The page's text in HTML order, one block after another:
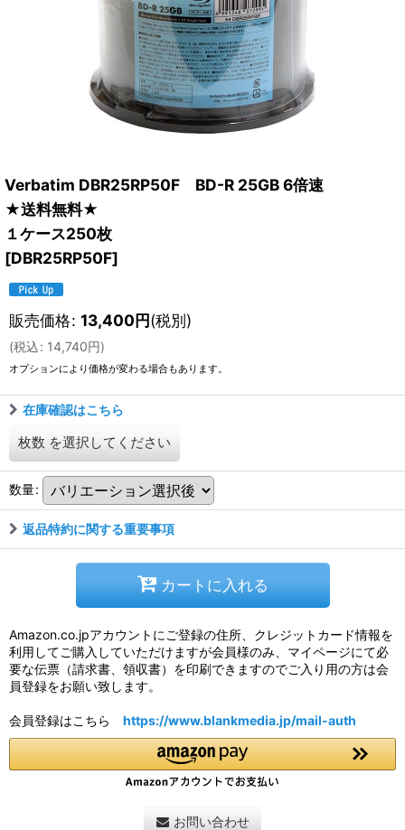
Verbatim DBR25RP50F BD-R 25GB 6倍速
★送料無料★
１ケース250枚
[DBR25RP50F]
販売価格: 13,400円(税別)
(税込: 14,740円)
オプションにより価格が変わる場合もあります。
在庫確認はこちら
枚数 を選択してください
数量:
返品特約に関する重要事項
カートに入れる
Amazon.co.jpアカウントにご登録の住所、クレジットカード情報を
利用してご購入していただけますが会員様のみ、マイページにて必
要な伝票（請求書、領収書）を印刷できますのでご入り用の方は会
員登録をお願い致します。
会員登録はこちら https://www.blankmedia.jp/mail-auth
お問い合わせ